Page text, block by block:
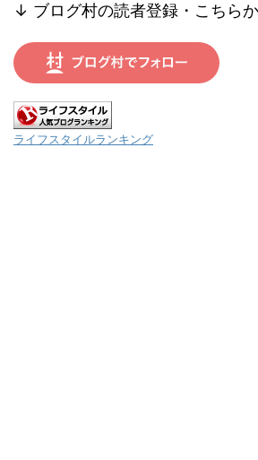
↓ ブログ村の読者登録・こちら
ライフスタイルランキング